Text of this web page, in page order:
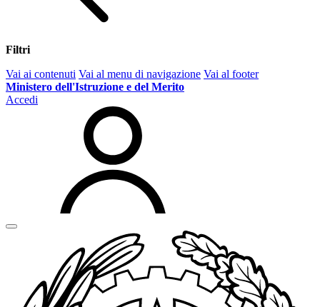
Filtri
Vai ai contenuti Vai al menu di navigazione Vai al footer
Ministero dell'Istruzione e del Merito
Accedi